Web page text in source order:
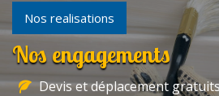
Nos realisations
Nos engagements
Devis et déplacement